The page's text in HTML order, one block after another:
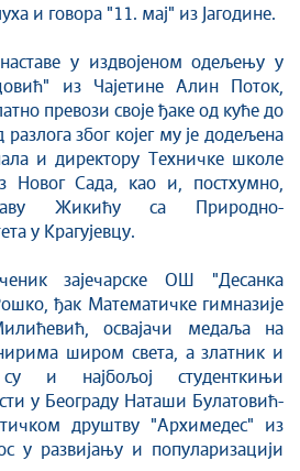
и говора "11. мај" из Јагодине.
у издвојеном одељењу у
из Чајетине Алин Поток,
превози своје ђаке од куће до
због којег му је додељена
и директору Техничке школе
Новог Сада, као и, постхумно,
Жикићу са Природно-
у Крагујевцу.
зајечарске ОШ "Десанка
ђак Математичке гимназије
освајачи медаља на
широм света, а златник и
и најбољој студенткињи
у Београду Наташи Булатовић-
друштву "Архимедес" из
у развијању и популаризацији